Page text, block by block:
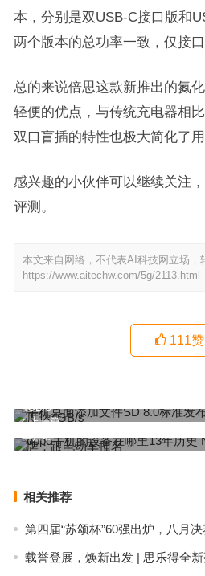
本，分别是双USB-C接口版和
两个版本的总功率一致，仅接口
总的来说倍思这款新推出的氮
轻便的优点，与传统充电器相
双口盲插的特性也极大简化了用
感兴趣的小伙伴可以继续关注
评测。
本文来自网络，不代表AI科技网立场，
https://www.aitechw.com/5g/2113.html
111赞
上一篇
4GB/s
oppo手机的设备在哪里13年历史
车撞名
相关推荐
第四届“苏颂杯”60强出炉，八月
载誉登展，焕新出发 | 思乐得全